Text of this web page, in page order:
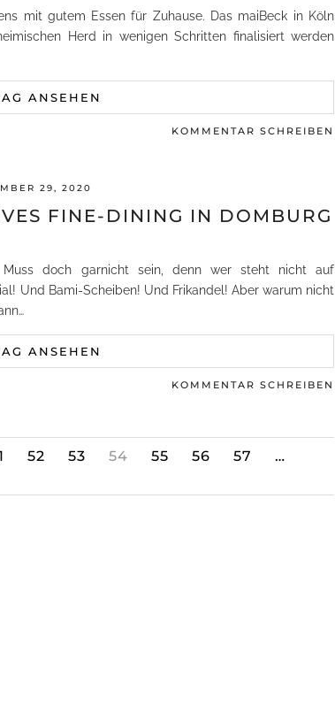
mit gutem Essen für Zuhause. Das maiBeck in Köln
Herd in wenigen Schritten finalisiert werden
ANSEHEN
KOMMENTAR SCHREIBEN
29, 2020
FINE-DINING IN DOMBURG
Muss doch garnicht sein, denn wer steht nicht auf
Und Bami-Scheiben! Und Frikandel! Aber warum nicht
ANSEHEN
KOMMENTAR SCHREIBEN
52 53 54 55 56 57
…